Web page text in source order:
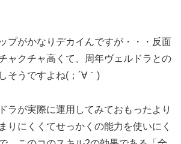
プがかなりデカイんですが・・・反面
ャクチャ高くて、周年ヴェルドラとの
そうですよね(；´∀｀)
ラが実際に運用してみておもったより
りにくくてせっかくの能力を使いにく